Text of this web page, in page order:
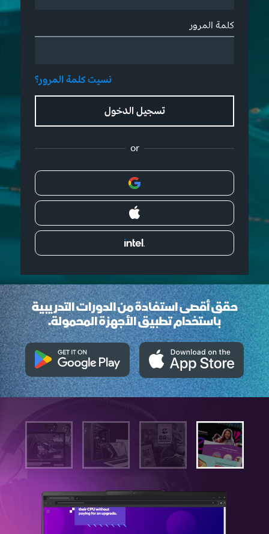
كلمة المرور
نسيت كلمة المرور؟
تسجيل الدخول
or
حقق أقصى استفادة من الدورات التدريبية
باستخدام تطبيق الأجهزة المحمولة.